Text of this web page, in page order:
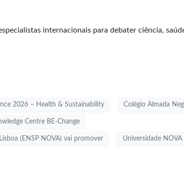
internacionais para debater ciência,
2026 – Health & Sustainability Colégio Almada
Centre BE-Change
(ENSP NOVA) vai promover Universidade NOVA